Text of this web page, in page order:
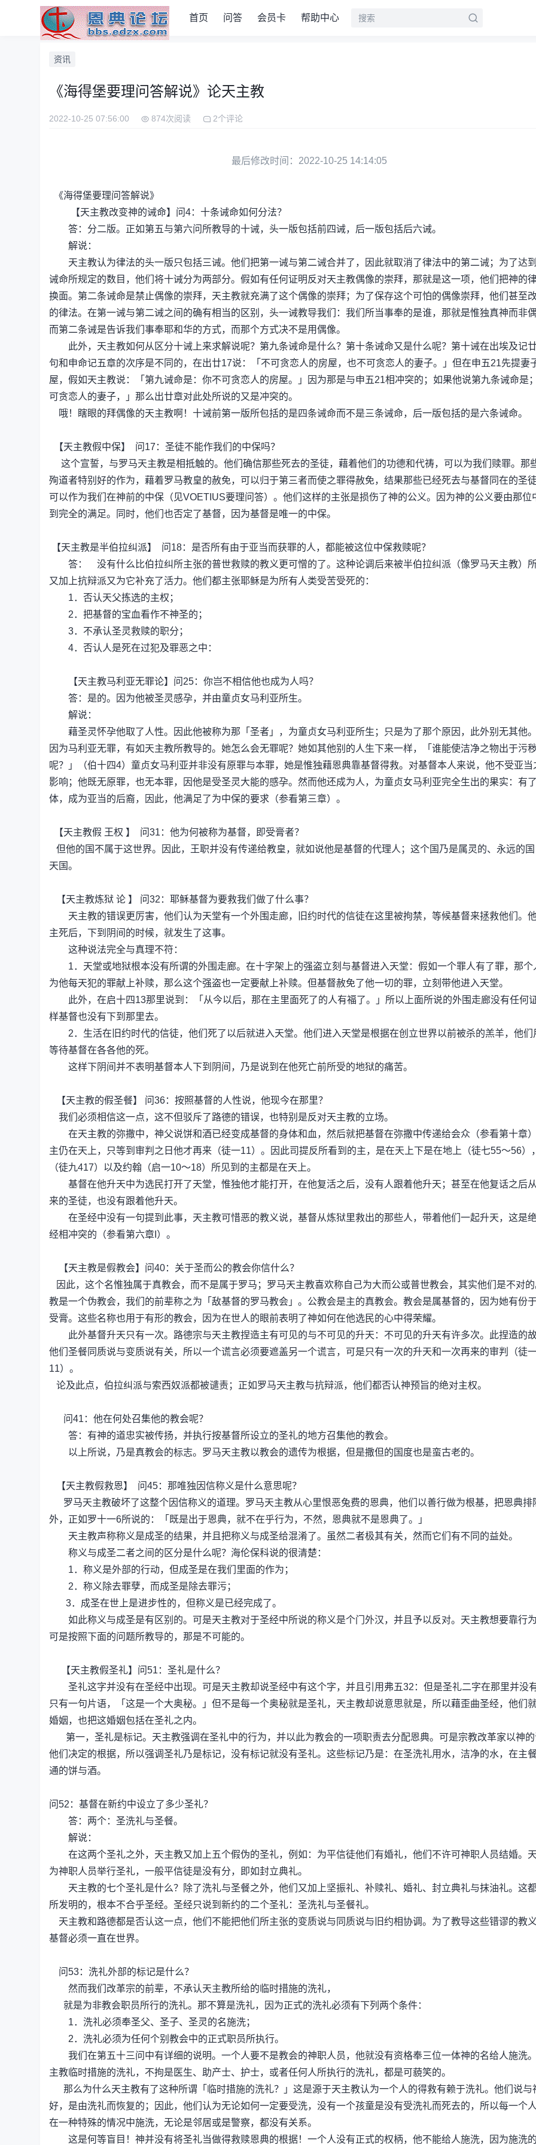
首页 问答 会员卡 帮助中心
资讯
《海得堡要理问答解说》论天主教
2022-10-25 07:56:00 874次阅读 2个评论
最后修改时间：2022-10-25 14:14:05
《海得堡要理问答解说》
【天主教改变神的诫命】问4：十条诫命如何分法？
答：分二版。正如第五与第六问所教导的十诫，头一版包括前四诫，后一版包括后六诫。
解说：
天主教认为律法的头一版只包括三诫。他们把第一诫与第二诫合并了，因此就取消了律法中的第二诫；为了达
诫命所规定的数目，他们将十诫分为两部分。假如有任何证明反对天主教偶像的崇拜，那就是这一项，他们把神的
换面。第二条诫命是禁止偶像的崇拜，天主教就充满了这个偶像的崇拜；为了保存这个可怕的偶像崇拜，他们甚至
的律法。在第一诫与第二诫之间的确有相当的区别，头一诫教导我们：我们所当事奉的是谁，那就是惟独真神而非
而第二条诫是告诉我们事奉耶和华的方式，而那个方式决不是用偶像。
此外，天主教如何从区分十诫上来求解说呢？第九条诫命是什么？第十条诫命又是什么呢？第十诫在出埃及记
句和申命记五章的次序是不同的，在出廿17说：「不可贪恋人的房屋，也不可贪恋人的妻子。」但在申五21先提妻
屋，假如天主教说：「第九诫命是：你不可贪恋人的房屋。」因为那是与申五21相冲突的；如果他说第九条诫命是
可贪恋人的妻子，」那么出廿章对此处所说的又是冲突的。
哦！瞎眼的拜偶像的天主教啊！十诫前第一版所包括的是四条诫命而不是三条诫命，后一版包括的是六条诫命。
【天主教假中保】 问17：圣徒不能作我们的中保吗？
这个宣誓，与罗马天主教是相抵触的。他们确信那些死去的圣徒，藉着他们的功德和代祷，可以为我们赎罪。那
殉道者特别好的作为，藉着罗马教皇的赦免，可以归于第三者而使之罪得赦免，结果那些已经死去与基督同在的圣
可以作为我们在神前的中保（见VOETIUS要理问答）。他们这样的主张是损伤了神的公义。因为神的公义要由那位
到完全的满足。同时，他们也否定了基督，因为基督是唯一的中保。
【天主教是半伯拉纠派】 问18：是否所有由于亚当而获罪的人，都能被这位中保救赎呢？
答： 没有什么比伯拉纠所主张的普世救赎的教义更可憎的了。这种论调后来被半伯拉纠派（像罗马天主教）所
又加上抗辩派又为它补充了活力。他们都主张耶稣是为所有人类受苦受死的：
1．否认天父拣选的主权；
2．把基督的宝血看作不神圣的；
3．不承认圣灵救赎的职分；
4．否认人是死在过犯及罪恶之中：
【天主教马利亚无罪论】问25：你岂不相信他也成为人吗？
答：是的。因为他被圣灵感孕，并由童贞女马利亚所生。
解说：
藉圣灵怀孕他取了人性。因此他被称为那「圣者」，为童贞女马利亚所生；只是为了那个原因，此外别无其他
因为马利亚无罪，有如天主教所教导的。她怎么会无罪呢？她如其他别的人生下来一样，「谁能使洁净之物出于污
呢？」（伯十四4）童贞女马利亚并非没有原罪与本罪，她是惟独藉恩典靠基督得救。对基督本人来说，他不受亚当
影响；他既无原罪，也无本罪，因他是受圣灵大能的感孕。然而他还成为人，为童贞女马利亚完全生出的果实：有
体，成为亚当的后裔，因此，他满足了为中保的要求（参看第三章）。
【天主教假 王权 】 问31：他为何被称为基督，即受膏者？
但他的国不属于这世界。因此，王职并没有传递给教皇，就如说他是基督的代理人；这个国乃是属灵的、永远的
天国。
【天主教炼狱 论 】 问32：耶稣基督为要救我们做了什么事？
天主教的错误更厉害，他们认为天堂有一个外围走廊，旧约时代的信徒在这里被拘禁，等候基督来拯救他们。
主死后，下到阴间的时候，就发生了这事。
这种说法完全与真理不符：
1．天堂或地狱根本没有所谓的外围走廊。在十字架上的强盗立刻与基督进入天堂：假如一个罪人有了罪，那个
为他每天犯的罪献上补赎，那么这个强盗也一定要献上补赎。但基督赦免了他一切的罪，立刻带他进入天堂。
此外，在启十四13那里说到：「从今以后，那在主里面死了的人有福了。」所以上面所说的外围走廊没有任何
样基督也没有下到那里去。
2．生活在旧约时代的信徒，他们死了以后就进入天堂。他们进入天堂是根据在创立世界以前被杀的羔羊，他们
等待基督在各各他的死。
这样下阴间并不表明基督本人下到阴间，乃是说到在他死亡前所受的地狱的痛苦。
【天主教的假圣餐】 问36：按照基督的人性说，他现今在那里？
我们必须相信这一点，这不但驳斥了路德的错误，也特别是反对天主教的立场。
在天主教的弥撒中，神父说饼和酒已经变成基督的身体和血，然后就把基督在弥撒中传递给会众（参看第十章
主仍在天上，只等到审判之日他才再来（徒一11）。因此司提反所看到的主，是在天上下是在地上（徒七55～56）
（徒九417）以及约翰（启一10～18）所见到的主都是在天上。
基督在他升天中为选民打开了天堂，惟独他才能打开，在他复活之后，没有人跟着他升天；甚至在他复话之后
来的圣徒，也没有跟着他升天。
在圣经中没有一句提到此事，天主教可惜恶的教义说，基督从炼狱里救出的那些人，带着他们一起升天，这是
经相冲突的（参看第六章I）。
【天主教是假教会】问40：关于圣而公的教会你信什么？
因此，这个名惟独属于真教会，而不是属于罗马；罗马天主教喜欢称自己为大而公或普世教会，其实他们是不对
教是一个伪教会，我们的前辈称之为「敌基督的罗马教会」。公教会是主的真教会。教会是属基督的，因为她有份
受膏。这些名称也用于有形的教会，因为在世人的眼前表明了神如何在他选民的心中得荣耀。
此外基督升天只有一次。路德宗与天主教捏造主有可见的与不可见的升天：不可见的升天有许多次。此捏造的
他们圣餐同质说与变质说有关，所以一个谎言必须要遮盖另一个谎言，可是只有一次的升天和一次再来的审判（徒
11）。
论及此点，伯拉纠派与索西奴派都被谴责；正如罗马天主教与抗辩派，他们都否认神预旨的绝对主权。
问41：他在何处召集他的教会呢？
答：有神的道忠实被传扬，并执行按基督所设立的圣礼的地方召集他的教会。
以上所说，乃是真教会的标志。罗马天主教以教会的遗传为根据，但是撒但的国度也是蛮古老的。
【天主教假救恩】 问45：那唯独因信称义是什么意思呢？
罗马天主教破坏了这整个因信称义的道理。罗马天主教从心里恨恶兔费的恩典，他们以善行做为根基，把恩典排
外，正如罗十一6所说的：「既是出于恩典，就不在乎行为，不然，恩典就不是恩典了。」
天主教声称称义是成圣的结果，并且把称义与成圣给混淆了。虽然二者极其有关，然而它们有不同的益处。
称义与成圣二者之间的区分是什么呢？海伦保科说的很清楚：
1．称义是外部的行动，但成圣是在我们里面的作为；
2．称义除去罪孽，而成圣是除去罪污；
3．成圣在世上是进步性的，但称义是已经完成了。
如此称义与成圣是有区别的。可是天主教对于圣经中所说的称义是个门外汉，并且予以反对。天主教想要靠行为
可是按照下面的问题所教导的，那是不可能的。
【天主教假圣礼】问51：圣礼是什么？
圣礼这字并没有在圣经中出现。可是天主教却说圣经中有这个字，并且引用弗五32：但是圣礼二字在那里并没有
只有一句片语，「这是一个大奥秘。」但不是每一个奥秘就是圣礼，天主教却说意思就是，所以藉歪曲圣经，他们
婚姻，也把这婚姻包括在圣礼之内。
第一，圣礼是标记。天主教强调在圣礼中的行为，并以此为教会的一项职责去分配恩典。可是宗教改革家以神的
他们决定的根据，所以强调圣礼乃是标记，没有标记就没有圣礼。这些标记乃是：在圣洗礼用水，洁净的水，在主
通的饼与酒。
问52：基督在新约中设立了多少圣礼？
答：两个：圣洗礼与圣餐。
解说：
在这两个圣礼之外，天主教又加上五个假伪的圣礼，例如：为平信徒他们有婚礼，他们不许可神职人员结婚。
为神职人员举行圣礼，一般平信徒是没有分，即如封立典礼。
天主教的七个圣礼是什么？除了洗礼与圣餐之外，他们又加上坚振礼、补赎礼、婚礼、封立典礼与抹油礼。这
所发明的，根本不合乎圣经。圣经只说到新约的二个圣礼：圣洗礼与圣餐礼。
天主教和路德都是否认这一点，他们不能把他们所主张的变质说与同质说与旧约相协调。为了教导这些错谬的教
基督必须一直在世界。
问53：洗礼外部的标记是什么？
然而我们改革宗的前辈，不承认天主教所给的临时措施的洗礼，
就是为非教会职员所行的洗礼。那不算是洗礼，因为正式的洗礼必须有下列两个条件：
1．洗礼必须奉圣父、圣子、圣灵的名施洗；
2．洗礼必须为任何个别教会中的正式职员所执行。
我们在第五十三问中有详细的说明。一个人要不是教会的神职人员，他就没有资格奉三位一体神的名给人施洗
主教临时措施的洗礼，不拘是医生、助产士、护士，或者任何人所执行的洗礼，都是可藐笑的。
那么为什么天主教有了这种所谓「临时措施的洗礼？」这是源于天主教认为一个人的得救有赖于洗礼。他们说与
好，是由洗礼而恢复的；因此，他们认为无论如何一定要受洗，没有一个孩童是没有受洗礼而死去的，所以每一个
在一种特殊的情况中施洗，无论是邻居或是警察，都没有关系。
这是何等盲目！神并没有将圣礼当做得救赎恩典的根据！一个人没有正式的权柄，他不能给人施洗，因为施洗